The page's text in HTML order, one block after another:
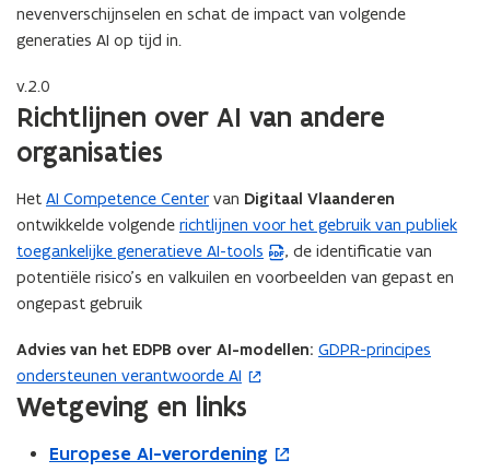
nevenverschijnselen en schat de impact van volgende
generaties AI op tijd in.
v.2.0
Richtlijnen over AI van andere
organisaties
Het AI Competence Center van Digitaal Vlaanderen
ontwikkelde volgende richtlijnen voor het gebruik van publiek
toegankelijke generatieve AI-tools
(
P
D
e
s
t
n
, de identificatie van
potentiële risico’s en valkuilen en voorbeelden van gepast en
ongepast gebruik
Advies van het EDPB over AI-modellen: GDPR-principes
ondersteunen verantwoorde AI
(
Wetgeving en links
Europese AI-verordening
(